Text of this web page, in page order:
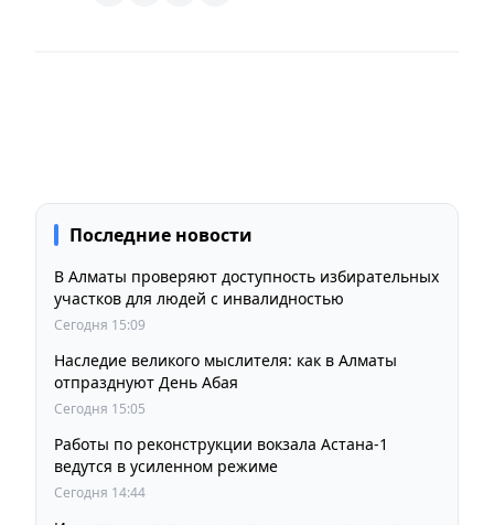
Последние новости
В Алматы проверяют доступность избирательных
участков для людей с инвалидностью
Сегодня 15:09
Наследие великого мыслителя: как в Алматы
отпразднуют День Абая
Сегодня 15:05
Работы по реконструкции вокзала Астана-1
ведутся в усиленном режиме
Сегодня 14:44